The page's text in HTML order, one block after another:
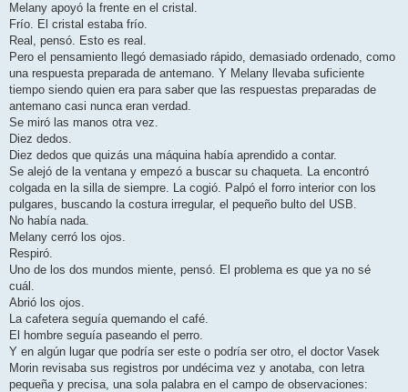
Melany apoyó la frente en el cristal.
Frío. El cristal estaba frío.
Real, pensó. Esto es real.
Pero el pensamiento llegó demasiado rápido, demasiado ordenado, como
una respuesta preparada de antemano. Y Melany llevaba suficiente
tiempo siendo quien era para saber que las respuestas preparadas de
antemano casi nunca eran verdad.
Se miró las manos otra vez.
Diez dedos.
Diez dedos que quizás una máquina había aprendido a contar.
Se alejó de la ventana y empezó a buscar su chaqueta. La encontró
colgada en la silla de siempre. La cogió. Palpó el forro interior con los
pulgares, buscando la costura irregular, el pequeño bulto del USB.
No había nada.
Melany cerró los ojos.
Respiró.
Uno de los dos mundos miente, pensó. El problema es que ya no sé
cuál.
Abrió los ojos.
La cafetera seguía quemando el café.
El hombre seguía paseando el perro.
Y en algún lugar que podría ser este o podría ser otro, el doctor Vasek
Morin revisaba sus registros por undécima vez y anotaba, con letra
pequeña y precisa, una sola palabra en el campo de observaciones: